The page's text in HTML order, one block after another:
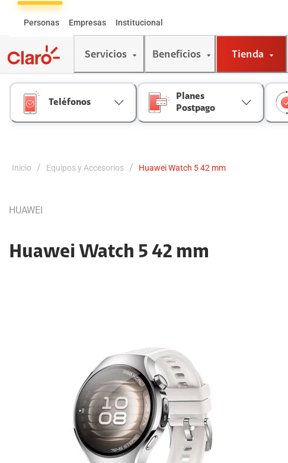
Personas Empresas Institucional
Servicios Beneficios Tienda
Teléfonos
Planes
Postpago
Inicio / Equipos y Accesorios / Huawei Watch 5 42 mm
HUAWEI
Huawei Watch 5 42 mm